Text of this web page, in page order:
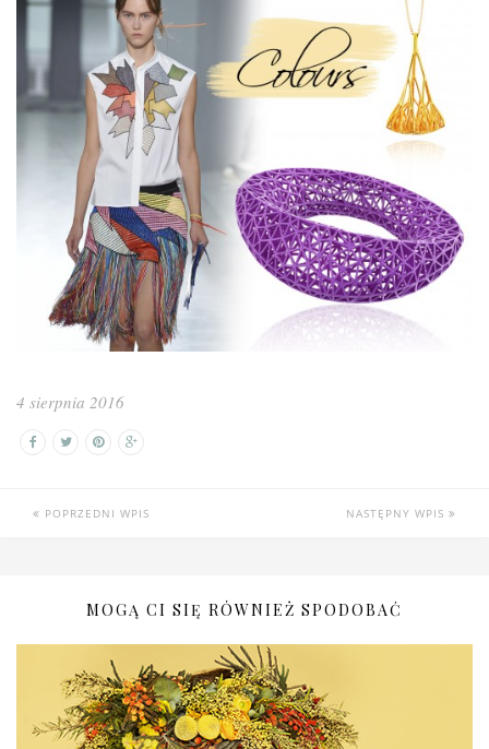
4 sierpnia 2016
POPRZEDNI WPIS NASTĘPNY WPIS
MOGĄ CI SIĘ RÓWNIEŻ SPODOBAĆ